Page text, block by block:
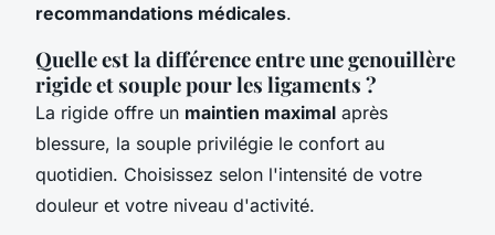
recommandations médicales.
Quelle est la différence entre une genouillère
rigide et souple pour les ligaments ?
La rigide offre un maintien maximal après
blessure, la souple privilégie le confort au
quotidien. Choisissez selon l'intensité de votre
douleur et votre niveau d'activité.